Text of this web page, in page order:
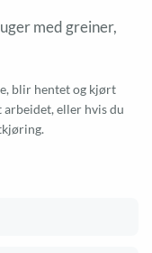
med greiner,
blir hentet og kjørt
eller hvis du